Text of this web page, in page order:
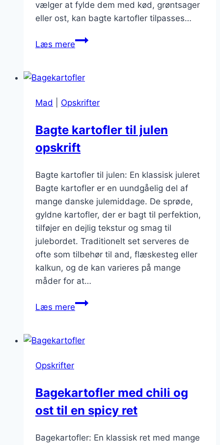
vælger at fylde dem med kød, grøntsager
eller ost, kan bagte kartofler tilpasses…
Læs mereBakede
hovedret
mættende
Mad Opskrifter
Bagte kartofler til julen
opskrift
Bagte kartofler til julen: En klassisk juleret
Bagte kartofler er en uundgåelig del af
mange danske julemiddage. De sprøde,
gyldne kartofler, der er bagt til perfektion,
tilføjer en dejlig tekstur og smag til
julebordet. Traditionelt set serveres de
ofte som tilbehør til and, flæskesteg eller
kalkun, og de kan varieres på mange
måder for at…
Læs mereBagte
julen
Opskrifter
Bagekartofler med chili og
ost til en spicy ret
Bagekartofler: En klassisk ret med mange